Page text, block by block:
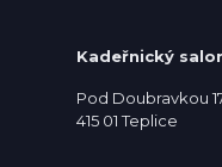
Kadeřnický
Pod Doubravkou
415 01 Teplice